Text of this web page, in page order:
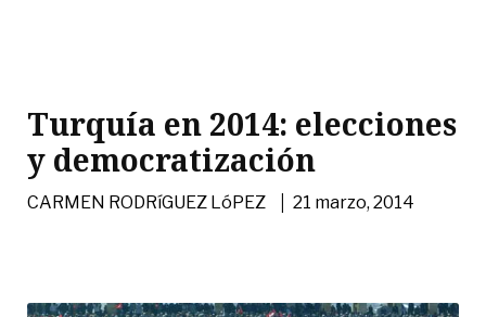
Turquía en 2014: elecciones
y democratización
CARMEN RODRíGUEZ LóPEZ |21 marzo, 2014